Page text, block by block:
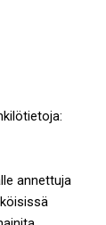
annettuja